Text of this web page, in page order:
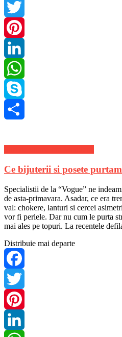
Facebook
Twitter
Pinterest
LinkedIn
WhatsApp
Skype
Stiri de ultima ora Mondene
Ce bijuterii si posete
Specialistii de la “Vogue” ne
de asta-primavara. Asadar, ce era
val: chokere, lanturi si cercei
vor fi perlele. Dar nu cum le purta
mai ales pe topuri. La recentele
Distribuie mai departe
Facebook
Twitter
Pinterest